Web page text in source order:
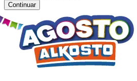
Continuar